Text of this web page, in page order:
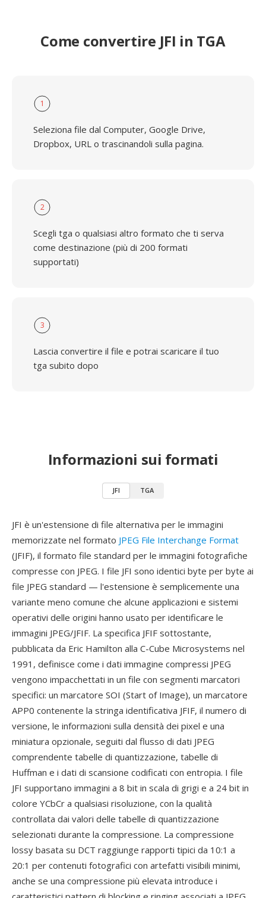
Come convertire JFI in TGA
1
Seleziona file dal Computer, Google Drive,
Dropbox, URL o trascinandoli sulla pagina.
2
Scegli tga o qualsiasi altro formato che ti serva
come destinazione (più di 200 formati
supportati)
3
Lascia convertire il file e potrai scaricare il tuo
tga subito dopo
Informazioni sui formati
JFI TGA
JFI è un'estensione di file alternativa per le immagini
memorizzate nel formato JPEG File Interchange Format
(JFIF), il formato file standard per le immagini fotografiche
compresse con JPEG. I file JFI sono identici byte per byte ai
file JPEG standard — l'estensione è semplicemente una
variante meno comune che alcune applicazioni e sistemi
operativi delle origini hanno usato per identificare le
immagini JPEG/JFIF. La specifica JFIF sottostante,
pubblicata da Eric Hamilton alla C-Cube Microsystems nel
1991, definisce come i dati immagine compressi JPEG
vengono impacchettati in un file con segmenti marcatori
specifici: un marcatore SOI (Start of Image), un marcatore
APP0 contenente la stringa identificativa JFIF, il numero di
versione, le informazioni sulla densità dei pixel e una
miniatura opzionale, seguiti dal flusso di dati JPEG
comprendente tabelle di quantizzazione, tabelle di
Huffman e i dati di scansione codificati con entropia. I file
JFI supportano immagini a 8 bit in scala di grigi e a 24 bit in
colore YCbCr a qualsiasi risoluzione, con la qualità
controllata dai valori delle tabelle di quantizzazione
selezionati durante la compressione. La compressione
lossy basata su DCT raggiunge rapporti tipici da 10:1 a
20:1 per contenuti fotografici con artefatti visibili minimi,
anche se una compressione più elevata introduce i